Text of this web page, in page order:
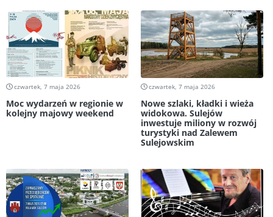
czwartek, 7 maja 2026
Moc wydarzeń w regionie w
kolejny majowy weekend
czwartek, 7 maja 2026
Nowe szlaki, kładki i wieża
widokowa. Sulejów
inwestuje miliony w rozwój
turystyki nad Zalewem
Sulejowskim